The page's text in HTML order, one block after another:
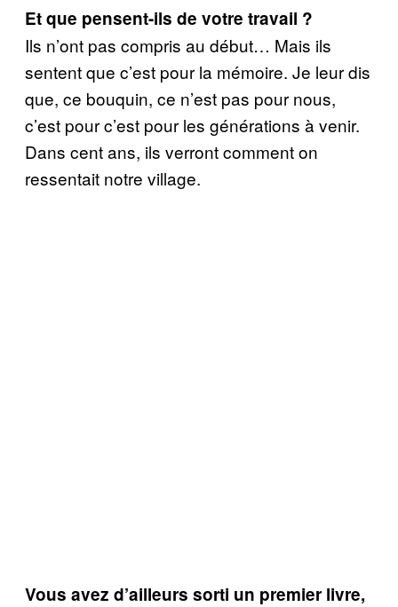
Et que pensent-ils de votre travail ?
Ils n’ont pas compris au début… Mais ils
sentent que c’est pour la mémoire. Je leur dis
que, ce bouquin, ce n’est pas pour nous,
c’est pour c’est pour les générations à venir.
Dans cent ans, ils verront comment on
ressentait notre village.
Vous avez d’ailleurs sorti un premier livre,